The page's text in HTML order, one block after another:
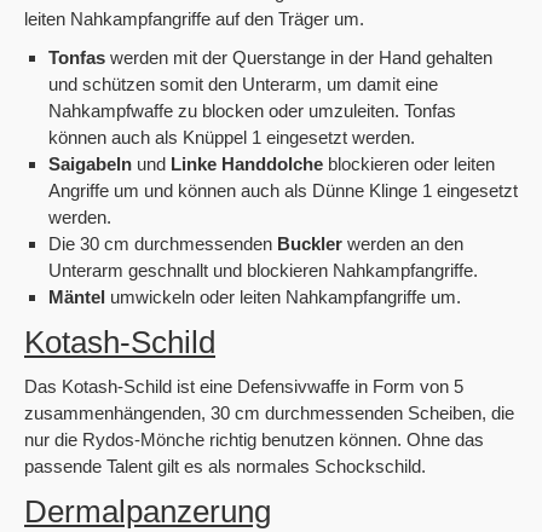
leiten Nahkampfangriffe auf den Träger um.
Tonfas werden mit der Querstange in der Hand gehalten
und schützen somit den Unterarm, um damit eine
Nahkampfwaffe zu blocken oder umzuleiten. Tonfas
können auch als Knüppel 1 eingesetzt werden.
Saigabeln und Linke Handdolche blockieren oder leiten
Angriffe um und können auch als Dünne Klinge 1 eingesetzt
werden.
Die 30 cm durchmessenden Buckler werden an den
Unterarm geschnallt und blockieren Nahkampfangriffe.
Mäntel umwickeln oder leiten Nahkampfangriffe um.
Kotash-Schild
Das Kotash-Schild ist eine Defensivwaffe in Form von 5
zusammenhängenden, 30 cm durchmessenden Scheiben, die
nur die Rydos-Mönche richtig benutzen können. Ohne das
passende Talent gilt es als normales Schockschild.
Dermalpanzerung